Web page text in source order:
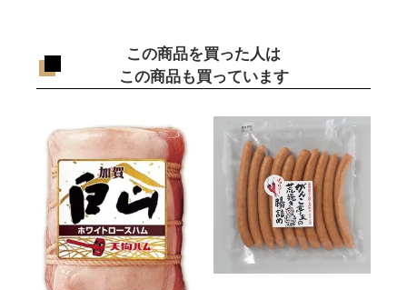
この商品を買った人は
この商品も買っています